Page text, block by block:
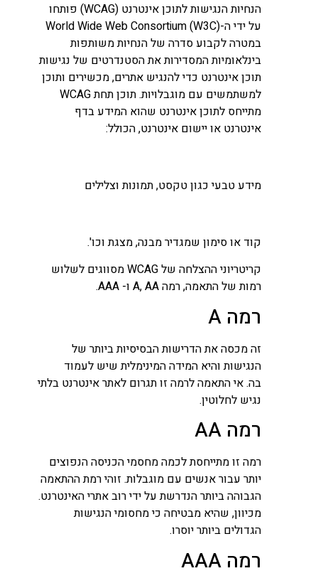
הנחיות הנגישות לתוכן אינטרנט (WCAG) פותחו
על ידי ה-World Wide Web Consortium (W3C)
במטרה לקבוע סדרה של הנחיות משותפות
בינלאומיות המסדירות את הסטנדרטים של נגישות
תוכן אינטרנט כדי להנגיש אתרים, מכשירים ותוכן
למשתמשים עם מוגבלויות. תוכן תחת WCAG
מתייחס לתוכן אינטרנט שהוא המידע בדף
אינטרנט או יישום אינטרנט, הכולל:
מידע טבעי כגון טקסט, תמונות וצלילים
קוד או סימון שמגדיר מבנה, מצגת וכו'.
קריטריוני ההצלחה של WCAG מסווגים לשלוש
רמות של התאמה, רמה A, AA ו- AAA.
רמה A
זה מכסה את הדרישות הבסיסיות ביותר של
הנגישות והיא המידה המינימלית שיש לעמוד
בה. אי התאמה לרמה זו תגרום לאתר אינטרנט בלתי
נגיש לחלוטין.
רמה AA
רמה זו מתייחסת לכמה מחסמי הכניסה הנפוצים
יותר עבור אנשים עם מוגבלות. זוהי רמת ההתאמה
הגבוהה ביותר הנדרשת על ידי רוב אתרי האינטרנט.
מכיוון, שהיא מבטיחה כי מחסומי הנגישות
הגדולים ביותר יוסרו.
רמה AAA